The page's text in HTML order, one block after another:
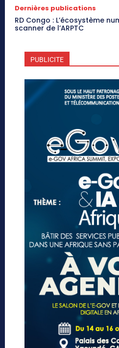
Dernières publications
RD Congo : L’écosystème
scanner de l’ARPTC
PUBLICITE